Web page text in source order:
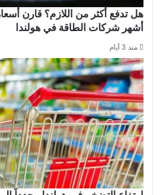
هل تدفع أكثر من اللازم؟ قارن
أشهر شركات الطاقة في هولندا
منذ 3 أيام